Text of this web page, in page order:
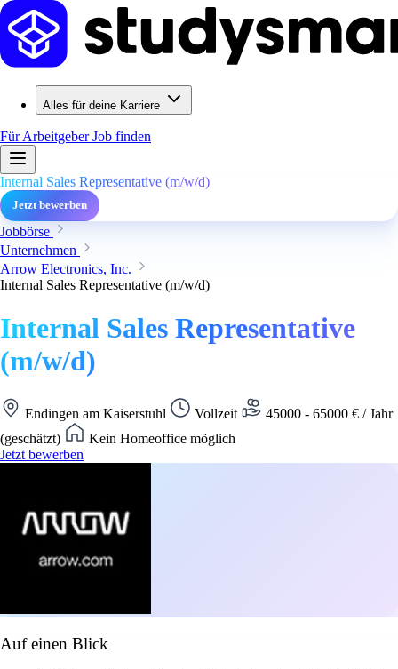
Alles für deine Karriere
Für ArbeitgeberJob finden
Internal Sales Representative (m/w/d)
Jetzt bewerben
Jobbörse
Unternehmen
Arrow Electronics, Inc.
Internal Sales Representative (m/w/d)
Internal Sales Representative
(m/w/d)
Endingen am Kaiserstuhl Vollzeit
45000 - 65000 € / Jahr
(geschätzt)
Kein Homeoffice möglich
Jetzt bewerben
Auf einen Blick